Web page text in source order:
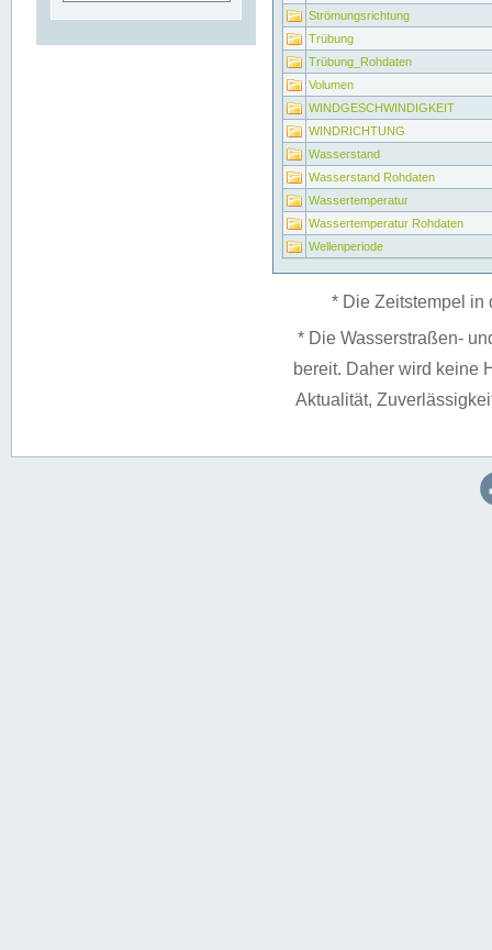
Strömungsrichtung
Trübung
Trübung_Rohdaten
Volumen
WINDGESCHWINDIGKEIT
WINDRICHTUNG
Wasserstand
Wasserstand Rohdaten
Wassertemperatur
Wassertemperatur Rohdaten
Wellenperiode
* Die Zeitstempel in
* Die Wasserstraßen-
bereit. Daher wird keine
Aktualität,